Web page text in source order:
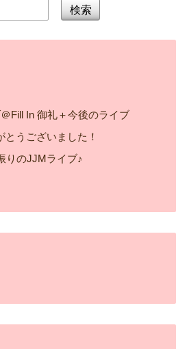
検索
Fill In 御礼＋今後のライブ
とうございました！
りのJJMライブ♪